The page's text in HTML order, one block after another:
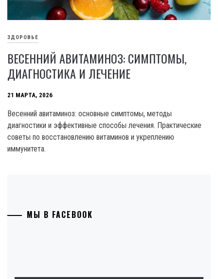
ЗДОРОВЬЕ
ВЕСЕННИЙ АВИТАМИНОЗ: СИМПТОМЫ,
ДИАГНОСТИКА И ЛЕЧЕНИЕ
21 МАРТА, 2026
Весенний авитаминоз: основные симптомы, методы
диагностики и эффективные способы лечения. Практические
советы по восстановлению витаминов и укреплению
иммунитета.
МЫ В FACEBOOK